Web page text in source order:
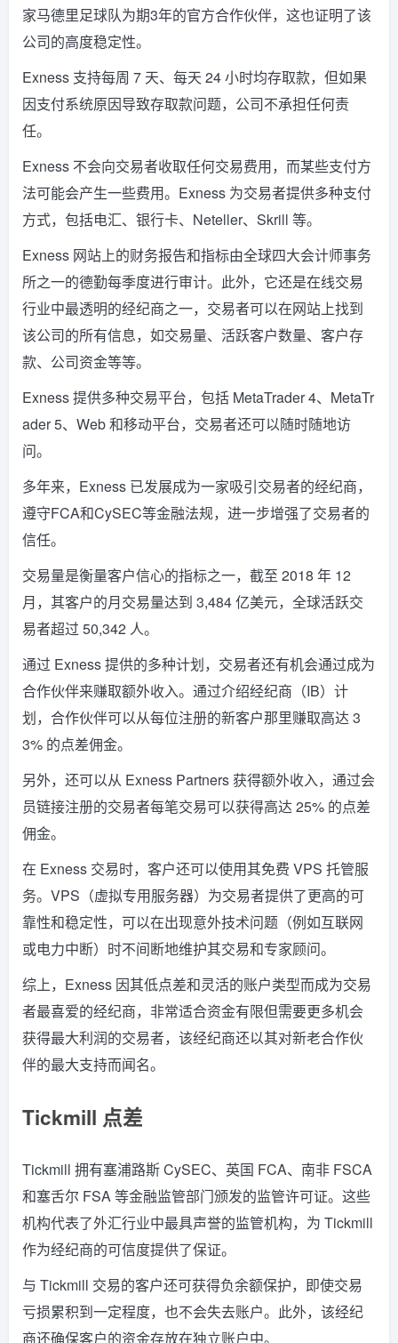
家马德里足球队为期3年的官方合作伙伴，这也证明了该
公司的高度稳定性。
Exness 支持每周 7 天、每天 24 小时均存取款，但如果
因支付系统原因导致存取款问题，公司不承担任何责
任。
Exness 不会向交易者收取任何交易费用，而某些支付方
法可能会产生一些费用。Exness 为交易者提供多种支付
方式，包括电汇、银行卡、Neteller、Skrill 等。
Exness 网站上的财务报告和指标由全球四大会计师事务
所之一的德勤每季度进行审计。此外，它还是在线交易
行业中最透明的经纪商之一，交易者可以在网站上找到
该公司的所有信息，如交易量、活跃客户数量、客户存
款、公司资金等等。
Exness 提供多种交易平台，包括 MetaTrader 4、MetaTr
ader 5、Web 和移动平台，交易者还可以随时随地访
问。
多年来，Exness 已发展成为一家吸引交易者的经纪商，
遵守FCA和CySEC等金融法规，进一步增强了交易者的
信任。
交易量是衡量客户信心的指标之一，截至 2018 年 12
月，其客户的月交易量达到 3,484 亿美元，全球活跃交
易者超过 50,342 人。
通过 Exness 提供的多种计划，交易者还有机会通过成为
合作伙伴来赚取额外收入。通过介绍经纪商（IB）计
划，合作伙伴可以从每位注册的新客户那里赚取高达 3
3% 的点差佣金。
另外，还可以从 Exness Partners 获得额外收入，通过会
员链接注册的交易者每笔交易可以获得高达 25% 的点差
佣金。
在 Exness 交易时，客户还可以使用其免费 VPS 托管服
务。VPS（虚拟专用服务器）为交易者提供了更高的可
靠性和稳定性，可以在出现意外技术问题（例如互联网
或电力中断）时不间断地维护其交易和专家顾问。
综上，Exness 因其低点差和灵活的账户类型而成为交易
者最喜爱的经纪商，非常适合资金有限但需要更多机会
获得最大利润的交易者，该经纪商还以其对新老合作伙
伴的最大支持而闻名。
Tickmill 点差
Tickmill 拥有塞浦路斯 CySEC、英国 FCA、南非 FSCA
和塞舌尔 FSA 等金融监管部门颁发的监管许可证。这些
机构代表了外汇行业中最具声誉的监管机构，为 Tickmill
作为经纪商的可信度提供了保证。
与 Tickmill 交易的客户还可获得负余额保护，即使交易
亏损累积到一定程度，也不会失去账户。此外，该经纪
商还确保客户的资金存放在独立账户中。